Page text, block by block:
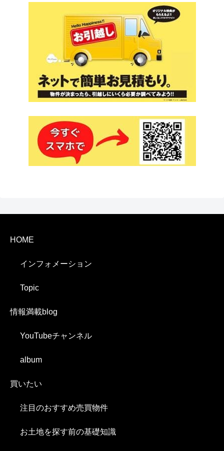
HOME
インフォメーション
Topic
情報満載blog
YouTubeチャンネル
album
買いたい
注目のおすすめ売買物件
お土地を探す前の基礎知識